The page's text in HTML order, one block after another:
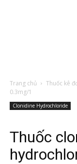
Trang chủ Thuốc kê
0.3mg/1
Clonidine Hydrochloride
Thuốc